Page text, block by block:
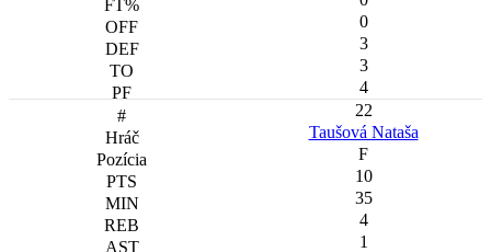
0
3
3
4
22
Taušová Nataša
F
10
35
4
1